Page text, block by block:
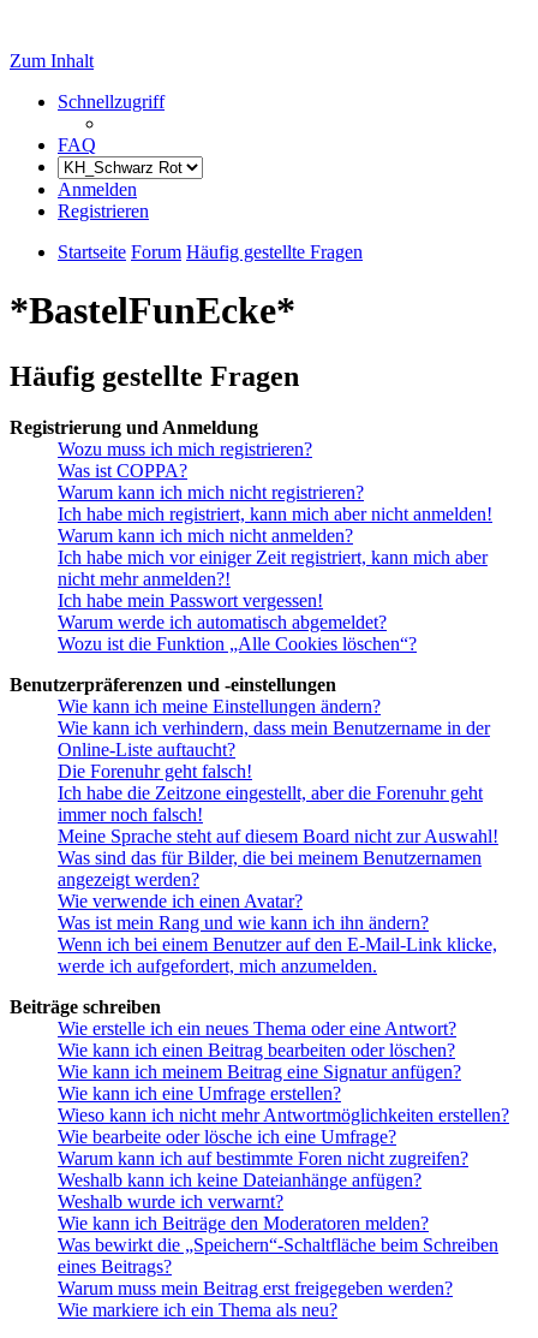
Zum Inhalt
Schnellzugriff
FAQ
Anmelden
Registrieren
Startseite Forum Häufig gestellte Fragen
*BastelFunEcke*
Häufig gestellte Fragen
Registrierung und Anmeldung
Wozu muss ich mich registrieren?
Was ist COPPA?
Warum kann ich mich nicht registrieren?
Ich habe mich registriert, kann mich aber nicht anmelden!
Warum kann ich mich nicht anmelden?
Ich habe mich vor einiger Zeit registriert, kann mich aber
nicht mehr anmelden?!
Ich habe mein Passwort vergessen!
Warum werde ich automatisch abgemeldet?
Wozu ist die Funktion „Alle Cookies löschen“?
Benutzerpräferenzen und -einstellungen
Wie kann ich meine Einstellungen ändern?
Wie kann ich verhindern, dass mein Benutzername in der
Online-Liste auftaucht?
Die Forenuhr geht falsch!
Ich habe die Zeitzone eingestellt, aber die Forenuhr geht
immer noch falsch!
Meine Sprache steht auf diesem Board nicht zur Auswahl!
Was sind das für Bilder, die bei meinem Benutzernamen
angezeigt werden?
Wie verwende ich einen Avatar?
Was ist mein Rang und wie kann ich ihn ändern?
Wenn ich bei einem Benutzer auf den E-Mail-Link klicke,
werde ich aufgefordert, mich anzumelden.
Beiträge schreiben
Wie erstelle ich ein neues Thema oder eine Antwort?
Wie kann ich einen Beitrag bearbeiten oder löschen?
Wie kann ich meinem Beitrag eine Signatur anfügen?
Wie kann ich eine Umfrage erstellen?
Wieso kann ich nicht mehr Antwortmöglichkeiten erstellen?
Wie bearbeite oder lösche ich eine Umfrage?
Warum kann ich auf bestimmte Foren nicht zugreifen?
Weshalb kann ich keine Dateianhänge anfügen?
Weshalb wurde ich verwarnt?
Wie kann ich Beiträge den Moderatoren melden?
Was bewirkt die „Speichern“-Schaltfläche beim Schreiben
eines Beitrags?
Warum muss mein Beitrag erst freigegeben werden?
Wie markiere ich ein Thema als neu?